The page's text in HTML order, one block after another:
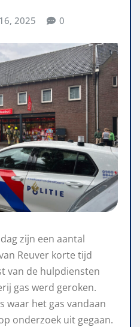
2025 0
zijn een aantal
Reuver korte tijd
van de hulpdiensten
gas werd geroken.
waar het gas vandaan
onderzoek uit gegaan.